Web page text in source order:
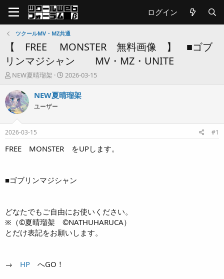
ログイン
ツクールMV・MZ共通
【 FREE MONSTER 無料画像 】 ■ゴブ
リンマジシャン MV・MZ・UNITE
T
r
e
a
s
t
a
r
NEW夏晴瑠架
開
日
2026-03-15
NEW夏晴瑠架
ユーザー
2026-03-15 #1
FREE MONSTER をUPします。
■ゴブリンマジシャン
どなたでもご自由にお使いください。
※（©夏晴瑠架 ©NATHUHARUCA）
とだけ表記をお願いします。
→ HP へGO！